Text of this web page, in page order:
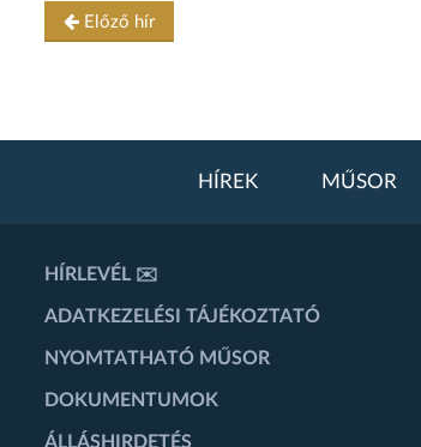
Előző hír
HÍREK MŰSOR
HÍRLEVÉL ✉️
ADATKEZELÉSI TÁJÉKOZTATÓ
NYOMTATHATÓ MŰSOR
DOKUMENTUMOK
ÁLLÁSHIRDETÉS